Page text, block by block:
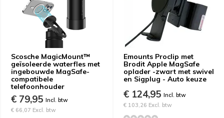
Scosche MagicMount™
geïsoleerde waterfles met
ingebouwde MagSafe-
compatibele
telefoonhouder
€ 79,95 Incl. btw
€ 66,07 Excl. btw
Emounts Proclip met
Brodit Apple MagSafe
oplader -zwart met swivel
en Sigplug - Auto keuze
€ 124,95 Incl. btw
€ 103,26 Excl. btw